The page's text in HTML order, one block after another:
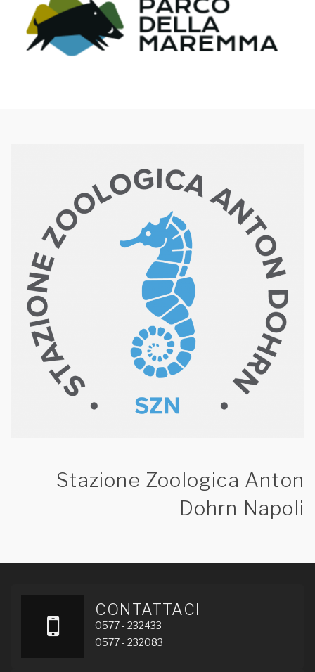
Stazione Zoologica Anton
Dohrn Napoli
CONTATTACI
0577 - 232433
0577 - 232083